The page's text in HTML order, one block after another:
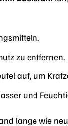
zu entfernen.
auf, um
und
lange wie